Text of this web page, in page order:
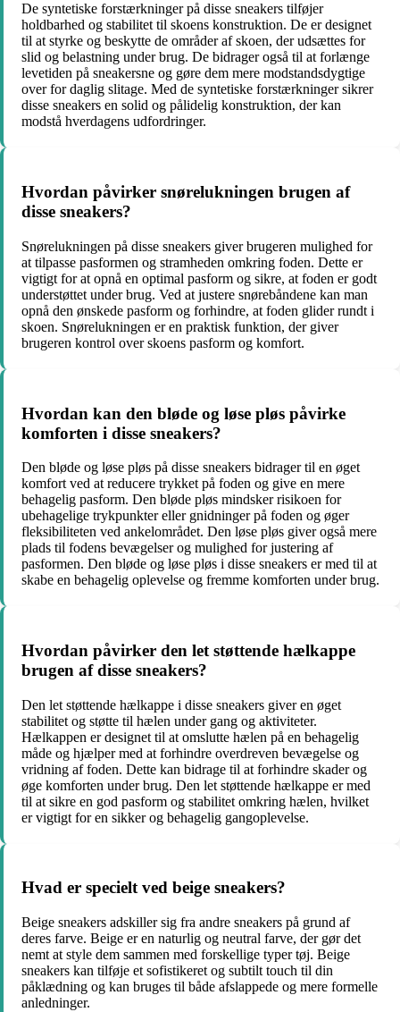
De syntetiske forstærkninger på disse sneakers tilføjer
holdbarhed og stabilitet til skoens konstruktion. De er designet
til at styrke og beskytte de områder af skoen, der udsættes for
slid og belastning under brug. De bidrager også til at forlænge
levetiden på sneakersne og gøre dem mere modstandsdygtige
over for daglig slitage. Med de syntetiske forstærkninger sikrer
disse sneakers en solid og pålidelig konstruktion, der kan
modstå hverdagens udfordringer.
Hvordan påvirker snørelukningen brugen af
disse sneakers?
Snørelukningen på disse sneakers giver brugeren mulighed for
at tilpasse pasformen og stramheden omkring foden. Dette er
vigtigt for at opnå en optimal pasform og sikre, at foden er godt
understøttet under brug. Ved at justere snørebåndene kan man
opnå den ønskede pasform og forhindre, at foden glider rundt i
skoen. Snørelukningen er en praktisk funktion, der giver
brugeren kontrol over skoens pasform og komfort.
Hvordan kan den bløde og løse pløs påvirke
komforten i disse sneakers?
Den bløde og løse pløs på disse sneakers bidrager til en øget
komfort ved at reducere trykket på foden og give en mere
behagelig pasform. Den bløde pløs mindsker risikoen for
ubehagelige trykpunkter eller gnidninger på foden og øger
fleksibiliteten ved ankelområdet. Den løse pløs giver også mere
plads til fodens bevægelser og mulighed for justering af
pasformen. Den bløde og løse pløs i disse sneakers er med til at
skabe en behagelig oplevelse og fremme komforten under brug.
Hvordan påvirker den let støttende hælkappe
brugen af disse sneakers?
Den let støttende hælkappe i disse sneakers giver en øget
stabilitet og støtte til hælen under gang og aktiviteter.
Hælkappen er designet til at omslutte hælen på en behagelig
måde og hjælper med at forhindre overdreven bevægelse og
vridning af foden. Dette kan bidrage til at forhindre skader og
øge komforten under brug. Den let støttende hælkappe er med
til at sikre en god pasform og stabilitet omkring hælen, hvilket
er vigtigt for en sikker og behagelig gangoplevelse.
Hvad er specielt ved beige sneakers?
Beige sneakers adskiller sig fra andre sneakers på grund af
deres farve. Beige er en naturlig og neutral farve, der gør det
nemt at style dem sammen med forskellige typer tøj. Beige
sneakers kan tilføje et sofistikeret og subtilt touch til din
påklædning og kan bruges til både afslappede og mere formelle
anledninger.